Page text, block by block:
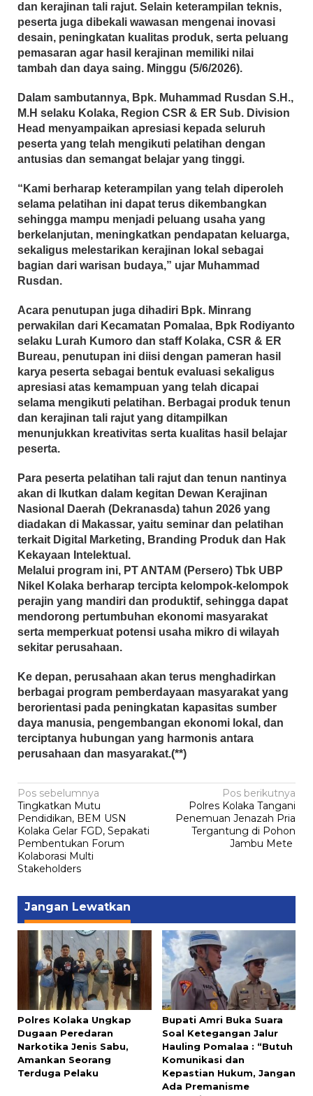
dan kerajinan tali rajut. Selain keterampilan teknis,
peserta juga dibekali wawasan mengenai inovasi
desain, peningkatan kualitas produk, serta peluang
pemasaran agar hasil kerajinan memiliki nilai
tambah dan daya saing. Minggu (5/6/2026).
Dalam sambutannya, Bpk. Muhammad Rusdan S.H.,
M.H selaku Kolaka, Region CSR & ER Sub. Division
Head menyampaikan apresiasi kepada seluruh
peserta yang telah mengikuti pelatihan dengan
antusias dan semangat belajar yang tinggi.
“Kami berharap keterampilan yang telah diperoleh
selama pelatihan ini dapat terus dikembangkan
sehingga mampu menjadi peluang usaha yang
berkelanjutan, meningkatkan pendapatan keluarga,
sekaligus melestarikan kerajinan lokal sebagai
bagian dari warisan budaya,” ujar Muhammad
Rusdan.
Acara penutupan juga dihadiri Bpk. Minrang
perwakilan dari Kecamatan Pomalaa, Bpk Rodiyanto
selaku Lurah Kumoro dan staff Kolaka, CSR & ER
Bureau, penutupan ini diisi dengan pameran hasil
karya peserta sebagai bentuk evaluasi sekaligus
apresiasi atas kemampuan yang telah dicapai
selama mengikuti pelatihan. Berbagai produk tenun
dan kerajinan tali rajut yang ditampilkan
menunjukkan kreativitas serta kualitas hasil belajar
peserta.
Para peserta pelatihan tali rajut dan tenun nantinya
akan di Ikutkan dalam kegitan Dewan Kerajinan
Nasional Daerah (Dekranasda) tahun 2026 yang
diadakan di Makassar, yaitu seminar dan pelatihan
terkait Digital Marketing, Branding Produk dan Hak
Kekayaan Intelektual.
Melalui program ini, PT ANTAM (Persero) Tbk UBP
Nikel Kolaka berharap tercipta kelompok-kelompok
perajin yang mandiri dan produktif, sehingga dapat
mendorong pertumbuhan ekonomi masyarakat
serta memperkuat potensi usaha mikro di wilayah
sekitar perusahaan.
Ke depan, perusahaan akan terus menghadirkan
berbagai program pemberdayaan masyarakat yang
berorientasi pada peningkatan kapasitas sumber
daya manusia, pengembangan ekonomi lokal, dan
terciptanya hubungan yang harmonis antara
perusahaan dan masyarakat.(**)
Navigasi
pos
Pos sebelumnya
Tingkatkan Mutu
Pendidikan, BEM USN
Kolaka Gelar FGD, Sepakati
Pembentukan Forum
Kolaborasi Multi
Stakeholders
Pos berikutnya
Polres Kolaka Tangani
Penemuan Jenazah Pria
Tergantung di Pohon
Jambu Mete
Jangan Lewatkan
Polres Kolaka Ungkap
Dugaan Peredaran
Narkotika Jenis Sabu,
Amankan Seorang
Terduga Pelaku
Bupati Amri Buka Suara
Soal Ketegangan Jalur
Hauling Pomalaa : “Butuh
Komunikasi dan
Kepastian Hukum, Jangan
Ada Premanisme